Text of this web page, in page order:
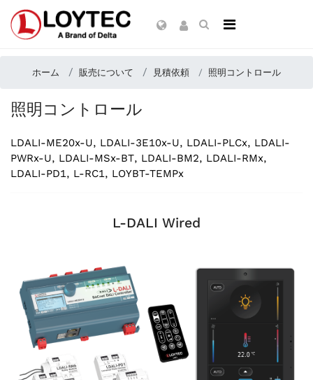
ホーム 販売について 見積依頼 照明コントロール
照明コントロール
LDALI-ME20x-U, LDALI-3E10x-U, LDALI-PLCx, LDALI-
PWRx-U, LDALI-MSx-BT, LDALI-BM2, LDALI-RMx,
LDALI-PD1, L-RC1, LOYBT-TEMPx
L-DALI Wired